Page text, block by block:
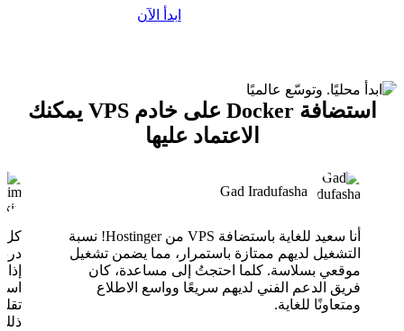
ابدأ الآن
استضافة Docker على خادم VPS يمكنك
الاعتماد عليها
Gad Iradufasha
أنا سعيد للغاية باستضافة VPS من Hostinger! نسبة
التشغيل لديهم ممتازة باستمرار، مما يضمن تشغيل
موقعي بسلاسة. كلما احتجتُ إلى مساعدة، كان
فريق الدعم الفني لديهم سريعًا وواسع الاطلاع
ومتعاونًا للغاية.